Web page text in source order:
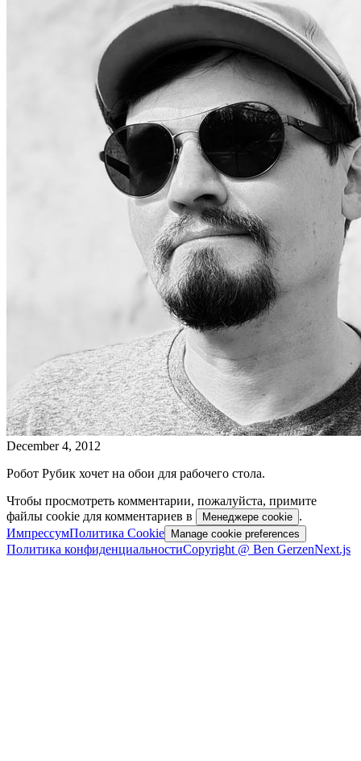
December 4, 2012
Робот Рубик хочет на обои для рабочего стола.
Чтобы просмотреть комментарии, пожалуйста, примите
файлы cookie для комментариев в
Менеджере cookie .
ИмпрессумПолитика Cookie Manage cookie preferences
Политика конфиденциальностиCopyright @ Ben GerzenNext.js